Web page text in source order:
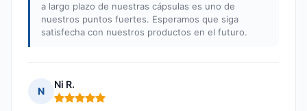
a largo plazo de nuestras cápsulas es uno de
nuestros puntos fuertes. Esperamos que siga
satisfecha con nuestros productos en el futuro.
N
Ni R.
Nota: 5 de 5